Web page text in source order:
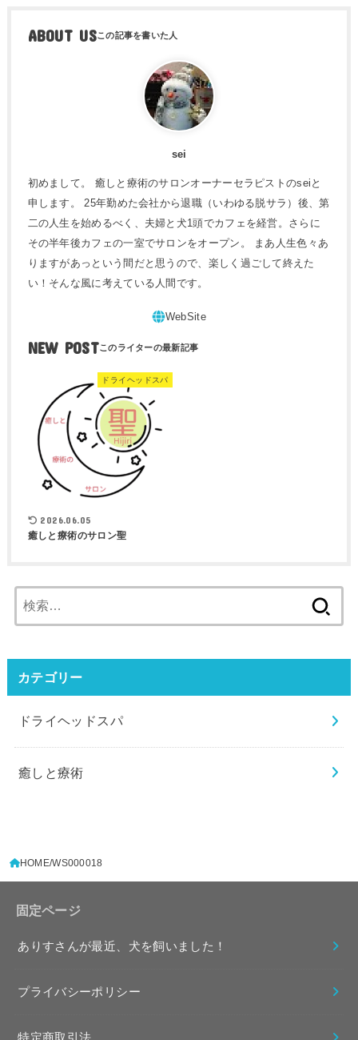
ABOUT US
sei
初めまして。 癒しと療術のサロンオーナーセラピストのseiと
申します。 25年勤めた会社から退職（いわゆる脱サラ）後、第
二の人生を始めるべく、夫婦と犬1頭でカフェを経営。さらに
その半年後カフェの一室でサロンをオープン。 まあ人生色々あ
りますがあっという間だと思うので、楽しく過ごして終えた
い！そんな風に考えている人間です。
NEW POST
ドライヘッドスパ
2026.06.05
癒しと療術のサロン聖
索:
カテゴリー
ドライヘッドスパ
癒しと療術
HOME WS000018
固定ページ
ありすさんが最近、犬を飼いました！
プライバシーポリシー